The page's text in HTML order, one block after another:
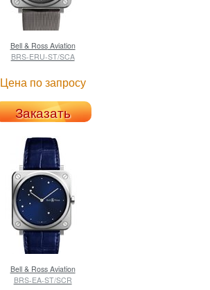
Bell & RossAviation
BRS-ERU-ST/SCA
Цена по запросу
Заказать
Bell & RossAviation
BRS-EA-ST/SCR